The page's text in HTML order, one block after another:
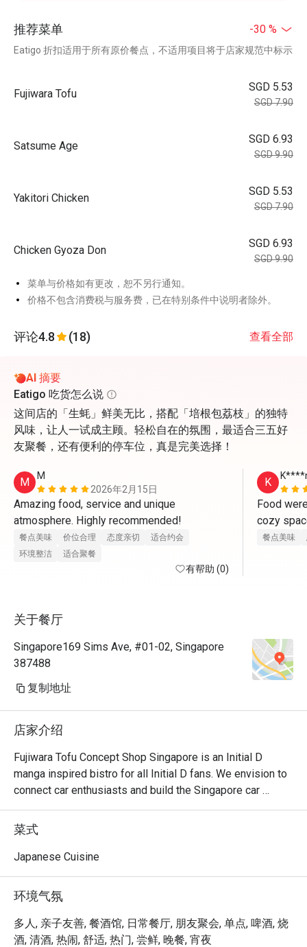
推荐菜单 -30 %
Eatigo 折扣适用于所有原价餐点，不适用项目将于店家规范中标示
Fujiwara Tofu
SGD 5.53
SGD 7.90
Satsume Age
SGD 6.93
SGD 9.90
Yakitori Chicken
SGD 5.53
SGD 7.90
Chicken Gyoza Don
SGD 6.93
SGD 9.90
菜单与价格如有更改，恕不另行通知。
价格不包含消费税与服务费，已在特别条件中说明者除外。
评论4.8 (18) 查看全部
AI 摘要
Eatigo 吃货怎么说
这间店的「生蚝」鲜美无比，搭配「培根包荔枝」的独特
风味，让人一试成主顾。轻松自在的氛围，最适合三五好
友聚餐，还有便利的停车位，真是完美选择！
M
M
2026年2月15日
Amazing food, service and unique
atmosphere. Highly recommended!
餐点美味 价位合理 态度亲切
适合约会
环境整洁
适合聚餐
有帮助 (0)
K
Food
cozy
餐点美味
关于餐厅
Singapore169 Sims Ave, #01-02, Singapore
387488
复制地址
店家介绍
Fujiwara Tofu Concept Shop Singapore is an Initial D
manga inspired bistro for all Initial D fans. We envision to
connect car enthusiasts and build the Singapore car
community, by bringing people that are driving different
makes of cars together. Hang out with us after dinner as
we are open past the wee hours until 2am.
菜式
Japanese Cuisine
环境气氛
多人, 亲子友善, 餐酒馆, 日常餐厅, 朋友聚会, 单点, 啤酒, 烧
酒, 清酒, 热闹, 舒适, 热门, 尝鲜, 晚餐, 宵夜